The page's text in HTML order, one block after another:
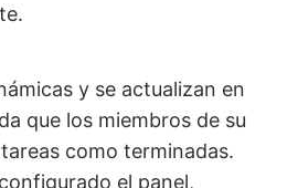
y se actualizan en
que los miembros de su
como terminadas.
el panel,